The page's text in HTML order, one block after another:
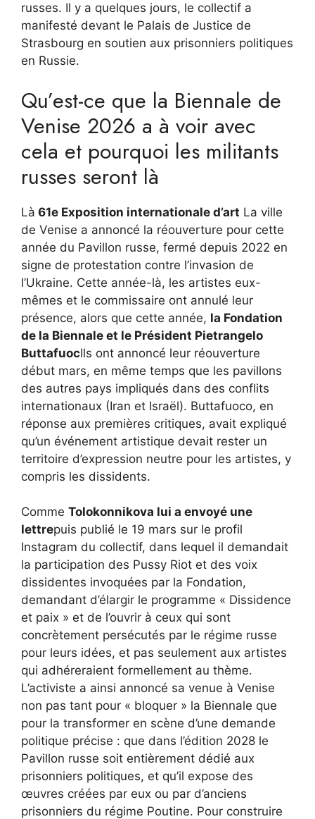
russes. Il y a quelques jours, le collectif a
manifesté devant le Palais de Justice de
Strasbourg en soutien aux prisonniers politiques
en Russie.
Qu’est-ce que la Biennale de
Venise 2026 a à voir avec
cela et pourquoi les militants
russes seront là
Là 61e Exposition internationale d’art La ville
de Venise a annoncé la réouverture pour cette
année du Pavillon russe, fermé depuis 2022 en
signe de protestation contre l’invasion de
l’Ukraine. Cette année-là, les artistes eux-
mêmes et le commissaire ont annulé leur
présence, alors que cette année, la Fondation
de la Biennale et le Président Pietrangelo
ButtafuocIls ont annoncé leur réouverture
début mars, en même temps que les pavillons
des autres pays impliqués dans des conflits
internationaux (Iran et Israël). Buttafuoco, en
réponse aux premières critiques, avait expliqué
qu’un événement artistique devait rester un
territoire d’expression neutre pour les artistes, y
compris les dissidents.
Comme Tolokonnikova lui a envoyé une
lettrepuis publié le 19 mars sur le profil
Instagram du collectif, dans lequel il demandait
la participation des Pussy Riot et des voix
dissidentes invoquées par la Fondation,
demandant d’élargir le programme « Dissidence
et paix » et de l’ouvrir à ceux qui sont
concrètement persécutés par le régime russe
pour leurs idées, et pas seulement aux artistes
qui adhéreraient formellement au thème.
L’activiste a ainsi annoncé sa venue à Venise
non pas tant pour « bloquer » la Biennale que
pour la transformer en scène d’une demande
politique précise : que dans l’édition 2028 le
Pavillon russe soit entièrement dédié aux
prisonniers politiques, et qu’il expose des
œuvres créées par eux ou par d’anciens
prisonniers du régime Poutine. Pour construire